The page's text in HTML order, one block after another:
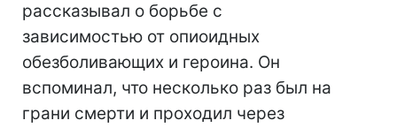
рассказывал о борьбе с
зависимостью от опиоидных
обезболивающих и героина. Он
вспоминал, что несколько раз был на
грани смерти и проходил через